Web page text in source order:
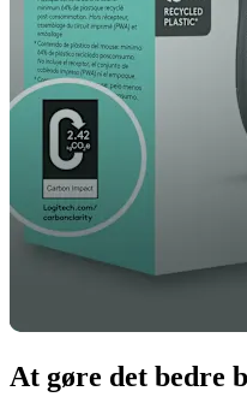
At gøre det bedre